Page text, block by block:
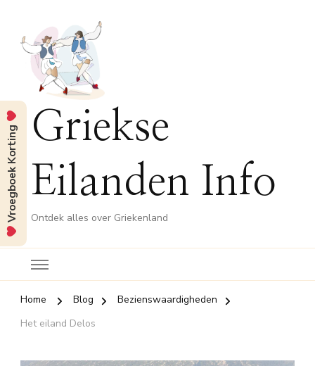
Griekse
Eilanden Info
Ontdek alles over Griekenland
Home Blog
Bezienswaardigheden
Het eiland Delos
Vroegboek Korting